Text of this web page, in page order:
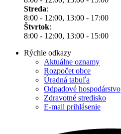
Streda:
8:00 - 12:00, 13:00 - 17:00
Štvrtok:
8:00 - 12:00, 13:00 - 15:00
Rýchle odkazy
Aktuálne oznamy
Rozpočet obce
Úradná tabuľa
Odpadové hospodárstvo
Zdravotné stredisko
E-mail prihlásenie